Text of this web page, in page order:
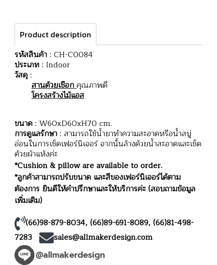
Product description
รหัสสินค้า : CH-C0084
ประเภท : Indoor
วัสดุ :
สานด้วยเชือกคุณภาพดี
โครงสร้างไม้แอส
ขนาด : W60xD60xH70 cm.
การดูแลรักษา : สามารถใช้น้ำยาทำความสะอาดหรือน้ำสบู่
อ่อนในการเช็ดเฟอร์นิเจอร์ จากนั้นล้างด้วยน้ำสะอาดและเช็ด
ด้วยผ้าแห้งค่ะ
*Cushion & pillow are available to order.
*ลูกค้าสามารถปรับขนาด และสีของเฟอร์นิเจอร์ได้ตาม
ต้องการ ยินดีให้คำปรึกษาและให้บริการค่ะ (สอบถามข้อมูล
เพิ่มเติม)
(66)98-879-8034, (66)89-691-8089, (66)81-498-
7283
sales@allmakerdesign.com